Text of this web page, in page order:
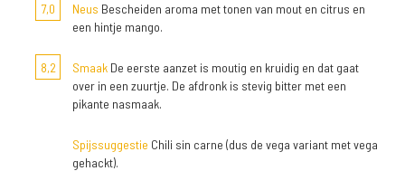
7,0 Neus Bescheiden aroma met tonen van mout en citrus en
een hintje mango.
8,2 Smaak De eerste aanzet is moutig en kruidig en dat gaat
over in een zuurtje. De afdronk is stevig bitter met een
pikante nasmaak.
Spijssuggestie Chili sin carne (dus de vega variant met vega
gehackt).